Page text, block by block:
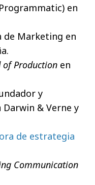
en
de Marketing en
of Production en
y
& Verne y
de estrategia
Communication